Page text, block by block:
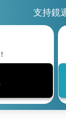
支持鏡